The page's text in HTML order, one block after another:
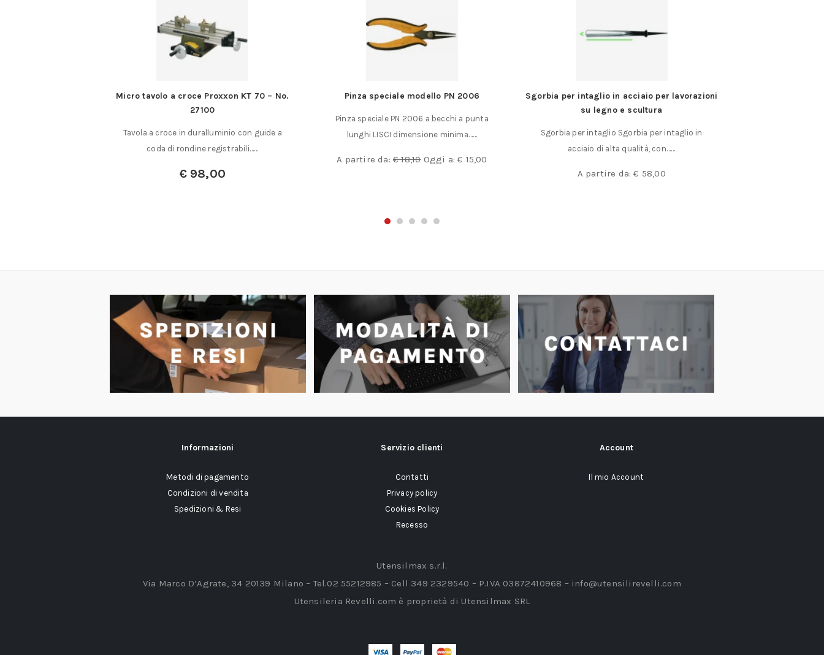
Micro tavolo a croce Proxxon KT 70 – No.
27100
Tavola a croce in duralluminio con guide a
coda di rondine registrabili……
€98,00
Pinza speciale modello PN 2006
Pinza speciale PN 2006 a becchi a punta
lunghi LISCI dimensione minima……
A partire da:€18,10Oggi a:€ 15,00
Sgorbia per intaglio in acciaio per lavorazioni
su legno e scultura
Sgorbia per intaglio Sgorbia per intaglio in
acciaio di alta qualità, con……
A partire da:€ 58,00
Informazioni
Metodi di pagamento
Condizioni di vendita
Spedizioni & Resi
Servizio clienti
Contatti
Privacy policy
Cookies Policy
Recesso
Account
Il mio Account
Utensilmax s.r.l.
Via Marco D’Agrate, 34 20139 Milano – Tel.02 55212985 – Cell 349 2329540 – P.IVA 03872410968 – info@utensilirevelli.com
Utensileria Revelli.com è proprietà di Utensilmax SRL